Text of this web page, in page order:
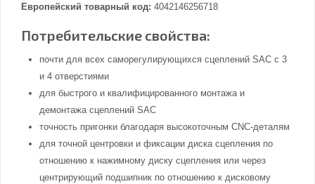
Европейский товарный код: 4042146256718
Потребительские свойства:
почти для всех саморегулирующихся сцеплений SAC с 3
и 4 отверстиями
для быстрого и квалифицированного монтажа и
демонтажа сцеплений SAC
точность пригонки благодаря высокоточным CNC-деталям
для точной центровки и фиксации диска сцепления по
отношению к нажимному диску сцепления или через
центрирующий подшипник по отношению к дисковому